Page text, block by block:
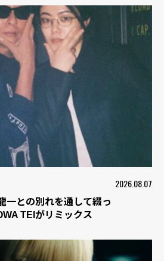
2026.08.07
一との別れを通して綴っ
TEIがリミックス